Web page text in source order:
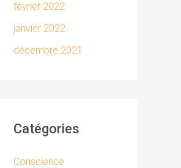
février 2022
janvier 2022
décembre 2021
Catégories
Conscience